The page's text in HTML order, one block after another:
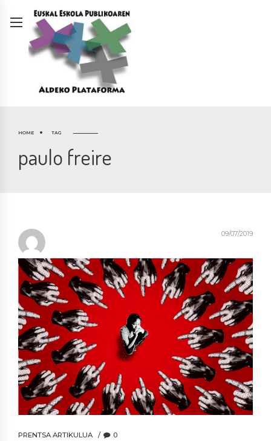
HOME TAG
paulo freire
09/07/2019
PRENTSA ARTIKULUA 0